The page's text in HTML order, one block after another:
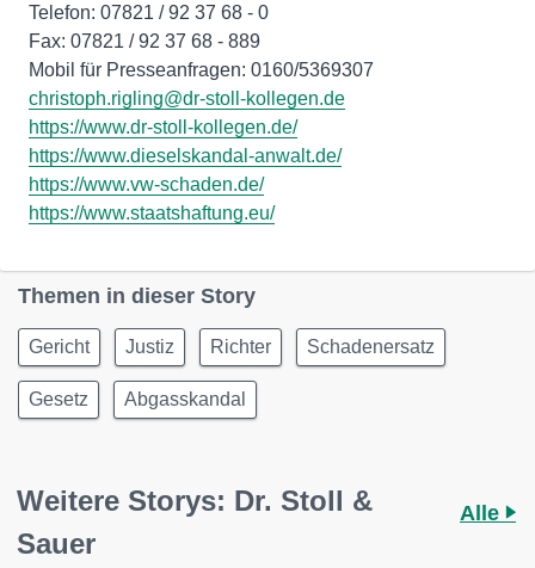
Telefon: 07821 / 92 37 68 - 0
Fax: 07821 / 92 37 68 - 889
christoph.rigling@dr-stoll-kollegen.de
https://www.dr-stoll-kollegen.de/
https://www.dieselskandal-anwalt.de/
https://www.vw-schaden.de/
https://www.staatshaftung.eu/
Themen in dieser Story
Gericht Justiz Richter Schadenersatz
Gesetz Abgasskandal
Weitere Storys: Dr. Stoll &
Sauer
Alle